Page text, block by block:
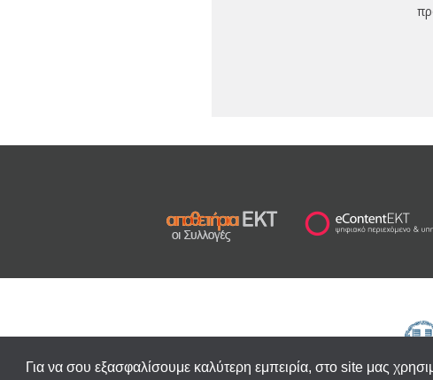
Για να σου εξασφαλίσουμε καλύτερη εμπειρία, στο site μας